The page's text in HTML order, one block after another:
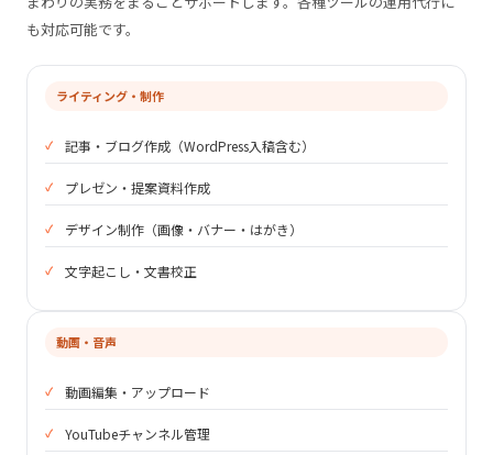
も対応可能です。
ライティング・制作
記事・ブログ作成（WordPress入稿含む）
プレゼン・提案資料作成
デザイン制作（画像・バナー・はがき）
文字起こし・文書校正
動画・音声
動画編集・アップロード
YouTubeチャンネル管理